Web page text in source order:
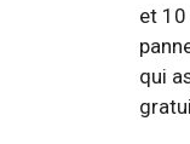
et 10
qui